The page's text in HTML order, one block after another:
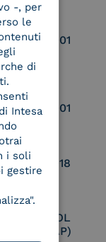
ISO 37001
ISO 27001
ISO 27018
PEPPOL
Point (AP)
-, per
le
di
Intesa
i soli
gestire